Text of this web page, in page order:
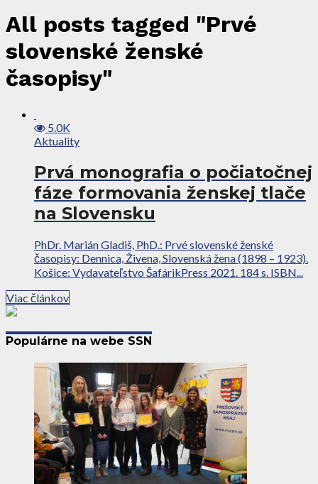
All posts tagged "Prvé
slovenské ženské
časopisy"
5.0K
Aktuality
Prvá monografia o počiatočnej
fáze formovania ženskej tlače
na Slovensku
PhDr. Marián Gladiš, PhD.: Prvé slovenské ženské
časopisy: Dennica, Živena, Slovenská žena (1898 – 1923).
Košice: Vydavateľstvo ŠafárikPress 2021. 184 s. ISBN...
Viac článkov
Populárne na webe SSN